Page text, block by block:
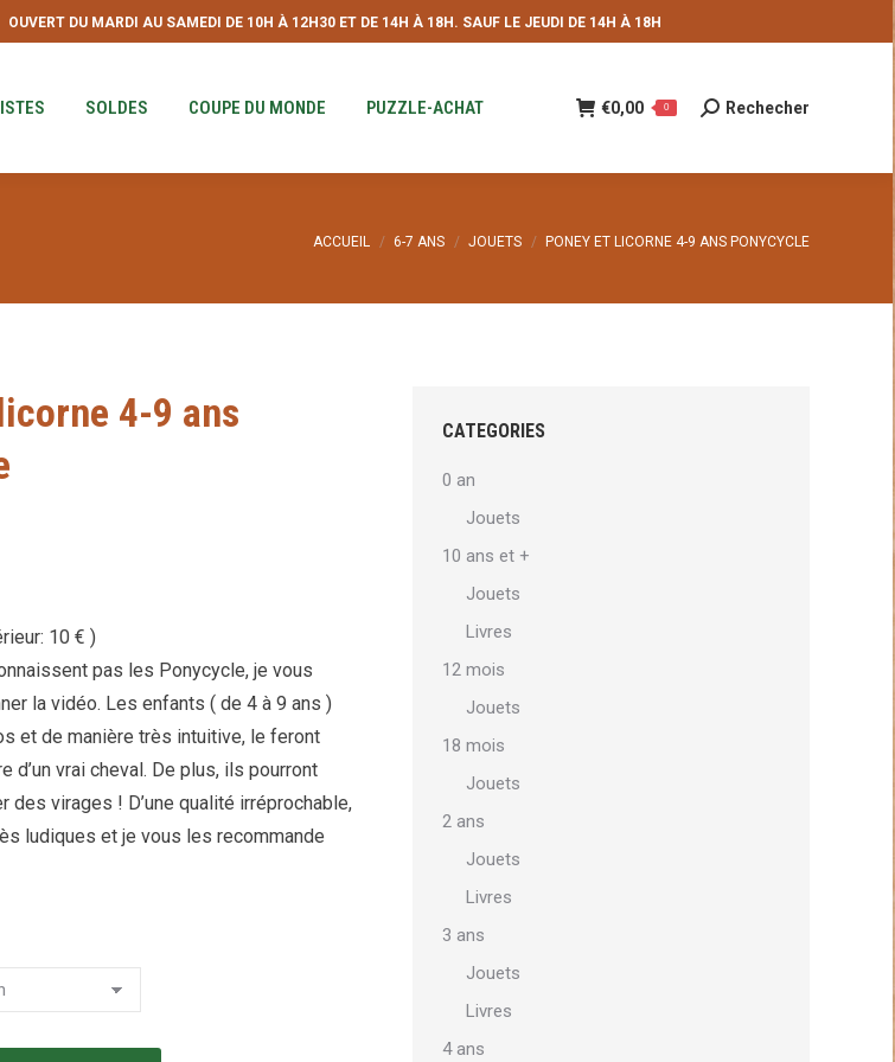
OUVERT DU MARDI AU SAMEDI DE 10H À 12H30 ET DE 14H À 18H. SAUF LE JEUDI DE 14H À 18H
SOLDES COUPE DU MONDE PUZZLE-ACHAT €0,00 0
Recherche
Rechecher
Vous êtes ici :
ACCUEIL 6-7 ANS JOUETS PONEY ET LICORNE 4-9 ANS PONYCYCLE
4-9 ans
10 € )
pas les Ponycycle, je vous
la vidéo. Les enfants ( de 4 à 9 ans )
et de manière très intuitive, le feront
d’un vrai cheval. De plus, ils pourront
des virages ! D’une qualité irréprochable,
ludiques et je vous les recommande
CATEGORIES
0 an
Jouets
10 ans et +
Jouets
Livres
12 mois
Jouets
18 mois
Jouets
2 ans
Jouets
Livres
3 ans
Jouets
Livres
4 ans
LISTES SOLDES COUPE DU MONDE
: